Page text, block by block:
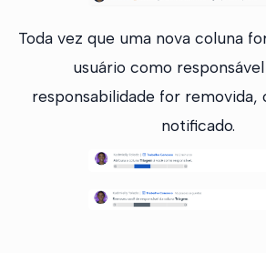
Toda vez que uma nova coluna
usuário como
responsabilidade for removida,
notificado.